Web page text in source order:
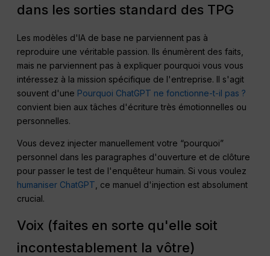
dans les sorties standard des TPG
Les modèles d'IA de base ne parviennent pas à
reproduire une véritable passion. Ils énumèrent des faits,
mais ne parviennent pas à expliquer pourquoi vous vous
intéressez à la mission spécifique de l'entreprise. Il s'agit
souvent d'une Pourquoi ChatGPT ne fonctionne-t-il pas ?
convient bien aux tâches d'écriture très émotionnelles ou
personnelles.
Vous devez injecter manuellement votre “pourquoi”
personnel dans les paragraphes d'ouverture et de clôture
pour passer le test de l'enquêteur humain. Si vous voulez
humaniser ChatGPT , ce manuel d'injection est absolument
crucial.
Voix (faites en sorte qu'elle soit
incontestablement la vôtre)